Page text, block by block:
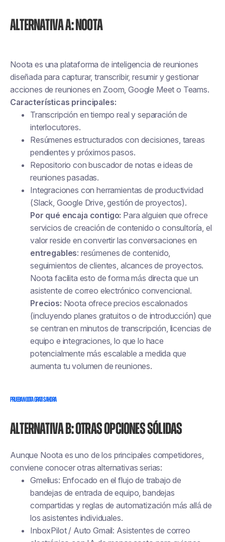
Alternativa A: Noota
Noota es una plataforma de inteligencia de reuniones
diseñada para capturar, transcribir, resumir y gestionar
acciones de reuniones en Zoom, Google Meet o Teams.
Características principales:
Transcripción en tiempo real y separación de
interlocutores.
Resúmenes estructurados con decisiones, tareas
pendientes y próximos pasos.
Repositorio con buscador de notas e ideas de
reuniones pasadas.
Integraciones con herramientas de productividad
(Slack, Google Drive, gestión de proyectos).
Por qué encaja contigo: Para alguien que ofrece
servicios de creación de contenido o consultoría, el
valor reside en convertir las conversaciones en
entregables: resúmenes de contenido,
seguimientos de clientes, alcances de proyectos.
Noota facilita esto de forma más directa que un
asistente de correo electrónico convencional.
Precios: Noota ofrece precios escalonados
(incluyendo planes gratuitos o de introducción) que
se centran en minutos de transcripción, licencias de
equipo e integraciones, lo que lo hace
potencialmente más escalable a medida que
aumenta tu volumen de reuniones.
Prueba Noota gratis ahora
Alternativa B: Otras opciones sólidas
Aunque Noota es uno de los principales competidores,
conviene conocer otras alternativas serias:
Gmelius: Enfocado en el flujo de trabajo de
bandejas de entrada de equipo, bandejas
compartidas y reglas de automatización más allá de
los asistentes individuales.
InboxPilot / Auto Gmail: Asistentes de correo